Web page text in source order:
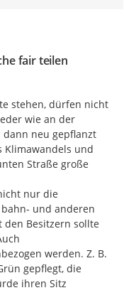
fair teilen
stehen, dürfen nicht
wie an der
neu gepflanzt
Klimawandels und
Straße große
nur die
und anderen
Besitzern sollte
werden. Z. B.
gepflegt, die
ihren Sitz